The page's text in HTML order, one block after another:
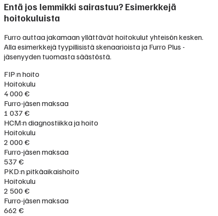
Entä jos lemmikki sairastuu? Esimerkkejä
hoitokuluista
Furro auttaa jakamaan yllättävät hoitokulut yhteisön kesken.
Alla esimerkkejä tyypillisistä skenaarioista ja Furro Plus -
jäsenyyden tuomasta säästöstä.
FIP:n hoito
Hoitokulu
4 000 €
Furro-jäsen maksaa
1 037 €
HCM:n diagnostiikka ja hoito
Hoitokulu
2 000 €
Furro-jäsen maksaa
537 €
PKD:n pitkäaikaishoito
Hoitokulu
2 500 €
Furro-jäsen maksaa
662 €